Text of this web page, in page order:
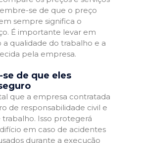
se de que o preço
sempre significa o
É importante levar em
a qualidade do trabalho e a
pela empresa.
de que eles
que a empresa contratada
de responsabilidade civil e
Isso protegerá
em caso de acidentes
durante a execução